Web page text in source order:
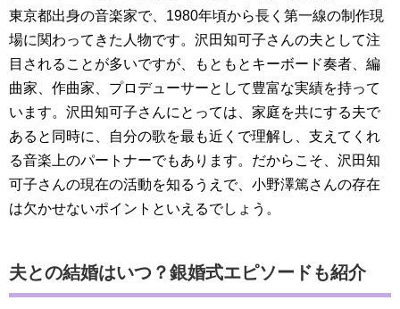
東京都出身の音楽家で、1980年頃から長く第一線の制作現
場に関わってきた人物です。沢田知可子さんの夫として注
目されることが多いですが、もともとキーボード奏者、編
曲家、作曲家、プロデューサーとして豊富な実績を持って
います。沢田知可子さんにとっては、家庭を共にする夫で
あると同時に、自分の歌を最も近くで理解し、支えてくれ
る音楽上のパートナーでもあります。だからこそ、沢田知
可子さんの現在の活動を知るうえで、小野澤篤さんの存在
は欠かせないポイントといえるでしょう。
夫との結婚はいつ？銀婚式エピソードも紹介